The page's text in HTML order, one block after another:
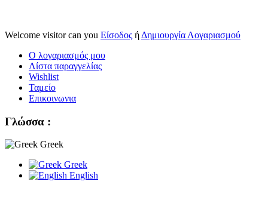
Welcome visitor can you Είσοδος ή Δημιουργία Λογαριασμού
Ο λογαριασμός μου
Λίστα παραγγελίας
Wishlist
Ταμείο
Επικοινωνια
Γλώσσα :
Greek
Greek
English